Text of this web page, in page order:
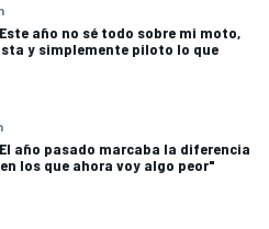
año no sé todo sobre mi moto,
y simplemente piloto lo que
año pasado marcaba la diferencia
los que ahora voy algo peor"